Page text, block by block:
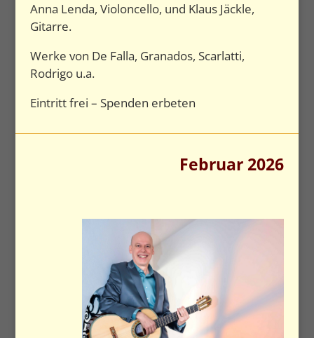
Anna Lenda, Violoncello, und Klaus Jäckle,
Gitarre.
Werke von De Falla, Granados, Scarlatti,
Rodrigo u.a.
Eintritt frei – Spenden erbeten
Februar 2026